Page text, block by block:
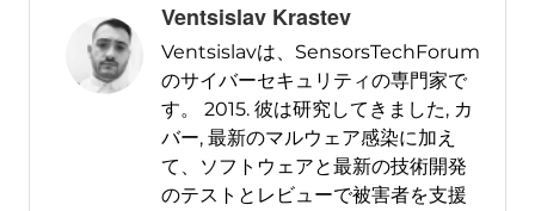
Ventsislav Krastev
Ventsislavは、SensorsTechForum
のサイバーセキュリティの専門家で
す。 2015. 彼は研究してきました, カ
バー, 最新のマルウェア感染に加え
て、ソフトウェアと最新の技術開発
のテストとレビューで被害者を支援